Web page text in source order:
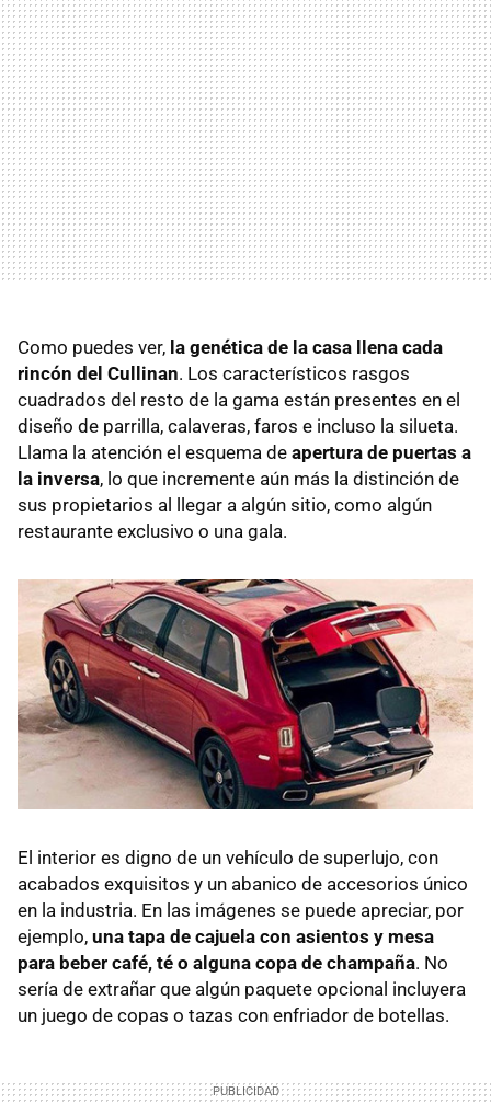
Como puedes ver, la genética de la casa llena cada
rincón del Cullinan. Los característicos rasgos
cuadrados del resto de la gama están presentes en el
diseño de parrilla, calaveras, faros e incluso la silueta.
Llama la atención el esquema de apertura de puertas a
la inversa, lo que incremente aún más la distinción de
sus propietarios al llegar a algún sitio, como algún
restaurante exclusivo o una gala.
El interior es digno de un vehículo de superlujo, con
acabados exquisitos y un abanico de accesorios único
en la industria. En las imágenes se puede apreciar, por
ejemplo, una tapa de cajuela con asientos y mesa
para beber café, té o alguna copa de champaña. No
sería de extrañar que algún paquete opcional incluyera
un juego de copas o tazas con enfriador de botellas.